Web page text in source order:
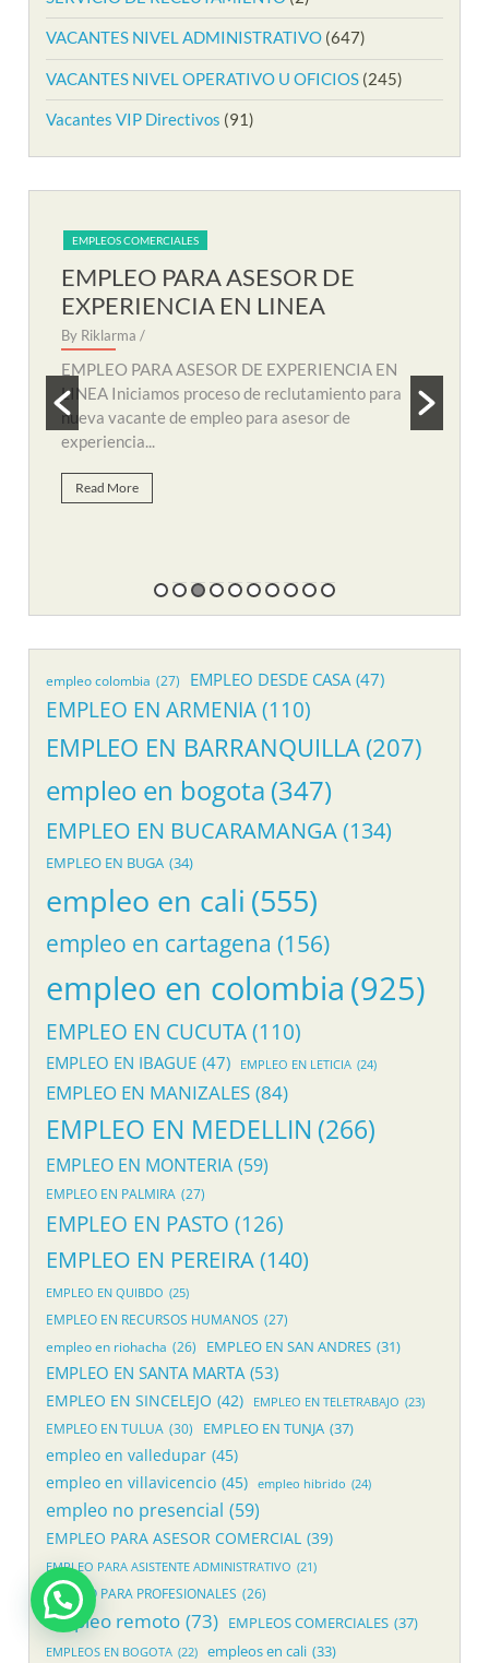
VACANTES NIVEL ADMINISTRATIVO (647)
VACANTES NIVEL OPERATIVO U OFICIOS (245)
Vacantes VIP Directivos (91)
EMPLEOS COMERCIALES
EMPLEO PARA AUXILIAR DE
SOPORTE REMOTO
By Riklarma /
EMPLEO PARA AUXILIAR DE SOPORTE
REMOTO Iniciamos nuevo proceso de consecución
y búsqueda de personal para suplir vacante de
empleo...
Read More
empleo colombia (27) EMPLEO DESDE CASA (47)
EMPLEO EN ARMENIA (110)
EMPLEO EN BARRANQUILLA(207)
empleo en bogota (347)
EMPLEO EN BUCARAMANGA(134)
EMPLEO EN BUGA (34)
empleo en cali (555)
empleo en cartagena (156)
empleo en colombia (925)
EMPLEO EN CUCUTA (110)
EMPLEO EN IBAGUE (47) EMPLEO EN LETICIA (24)
EMPLEO EN MANIZALES (84)
EMPLEO EN MEDELLIN (266)
EMPLEO EN MONTERIA (59)
EMPLEO EN PALMIRA (27)
EMPLEO EN PASTO (126)
EMPLEO EN PEREIRA(140)
EMPLEO EN QUIBDO (25)
EMPLEO EN RECURSOS HUMANOS (27)
empleo en riohacha (26) EMPLEO EN SAN ANDRES (31)
EMPLEO EN SANTA MARTA (53)
EMPLEO EN SINCELEJO (42) EMPLEO EN TELETRABAJO (23)
EMPLEO EN TULUA (30) EMPLEO EN TUNJA (37)
empleo en valledupar (45)
empleo en villavicencio (45) empleo hibrido (24)
empleo no presencial (59)
EMPLEO PARA ASESOR COMERCIAL (39)
EMPLEO PARA ASISTENTE ADMINISTRATIVO (21)
EMPLEO PARA PROFESIONALES (26)
empleo remoto (73) EMPLEOS COMERCIALES (37)
EMPLEOS EN BOGOTA (22) empleos en cali (33)